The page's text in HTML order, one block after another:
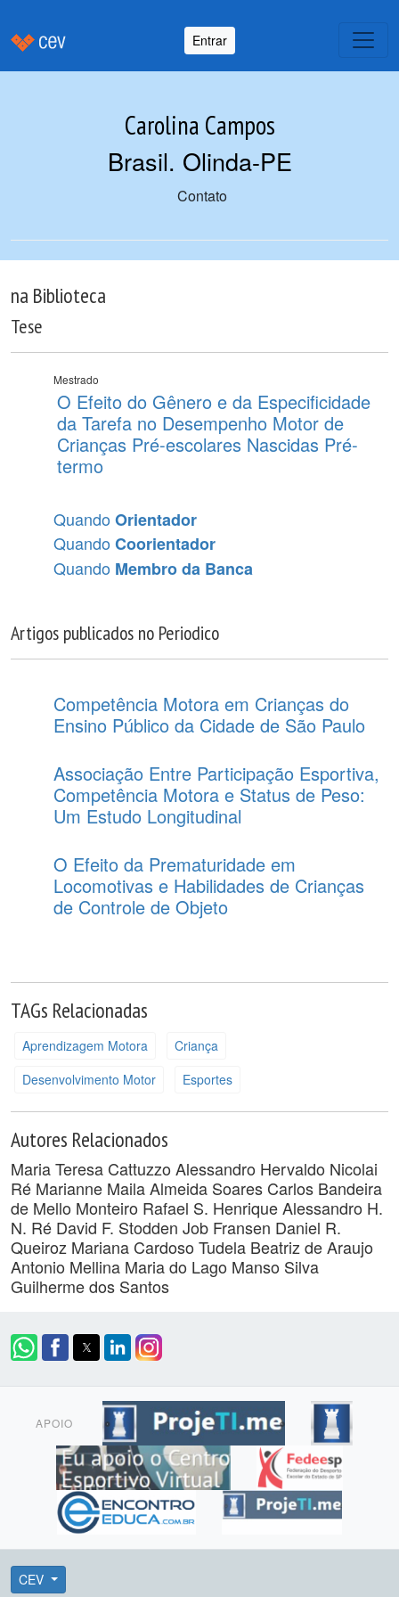
Entrar
Carolina Campos
Brasil. Olinda-PE
Contato
na Biblioteca
Tese
Mestrado
O Efeito do Gênero e da Especificidade
da Tarefa no Desempenho Motor de
Crianças Pré-escolares Nascidas Pré-
termo
Quando Orientador
Quando Coorientador
Quando Membro da Banca
Artigos publicados no Periodico
Competência Motora em Crianças do
Ensino Público da Cidade de São Paulo
Associação Entre Participação Esportiva,
Competência Motora e Status de Peso:
Um Estudo Longitudinal
O Efeito da Prematuridade em
Locomotivas e Habilidades de Crianças
de Controle de Objeto
TAGs Relacionadas
Aprendizagem Motora
Criança
Desenvolvimento Motor
Esportes
Autores Relacionados
Maria Teresa Cattuzzo Alessandro Hervaldo Nicolai
Ré Marianne Maila Almeida Soares Carlos Bandeira
de Mello Monteiro Rafael S. HenriqueAlessandro H.
N. Ré David F. Stodden Job Fransen Daniel R.
Queiroz Mariana Cardoso Tudela Beatriz de Araujo
Antonio Mellina Maria do Lago Manso Silva
Guilherme dos Santos
APOIO
CEV